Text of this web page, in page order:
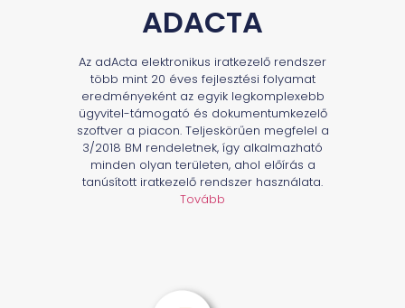
ADACTA
Az adActa elektronikus iratkezelő rendszer
több mint 20 éves fejlesztési folyamat
eredményeként az egyik legkomplexebb
ügyvitel-támogató és dokumentumkezelő
szoftver a piacon. Teljeskörűen megfelel a
3/2018 BM rendeletnek, így alkalmazható
minden olyan területen, ahol előírás a
tanúsított iratkezelő rendszer használata.
Tovább